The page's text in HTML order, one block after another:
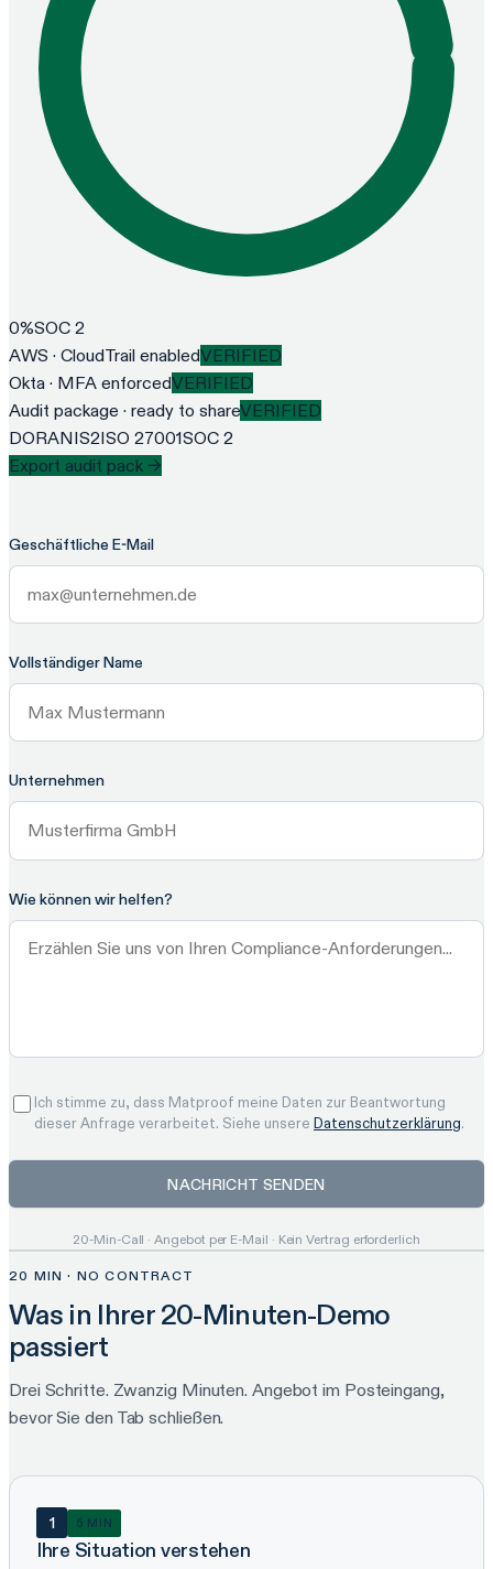
0%SOC 2
AWS · CloudTrail enabledVERIFIED
Okta · MFA enforcedVERIFIED
Audit package · ready to shareVERIFIED
DORANIS2ISO 27001SOC 2
Export audit pack →
Geschäftliche E-Mail
Vollständiger Name
Unternehmen
Wie können wir helfen?
Ich stimme zu, dass Matproof meine Daten zur Beantwortung
dieser Anfrage verarbeitet. Siehe unsere Datenschutzerklärung.
NACHRICHT SENDEN
20-Min-Call · Angebot per E-Mail · Kein Vertrag erforderlich
20 MIN · NO CONTRACT
Was in Ihrer 20-Minuten-Demo
passiert
Drei Schritte. Zwanzig Minuten. Angebot im Posteingang,
bevor Sie den Tab schließen.
1 5 MIN
Ihre Situation verstehen